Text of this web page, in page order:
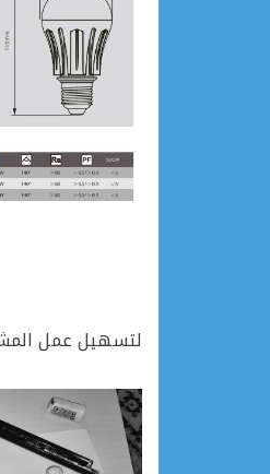
لتسهيل عمل